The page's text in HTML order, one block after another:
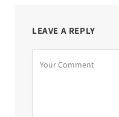
LEAVE A REPLY